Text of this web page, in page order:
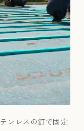
ンレスの釘で固定